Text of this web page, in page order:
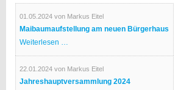
01.05.2024 von Markus Eitel
Maibaumaufstellung am neuen Bürgerhaus
Weiterlesen …
neuen
Bürgerhaus
22.01.2024 von Markus Eitel
Jahreshauptversammlung 2024